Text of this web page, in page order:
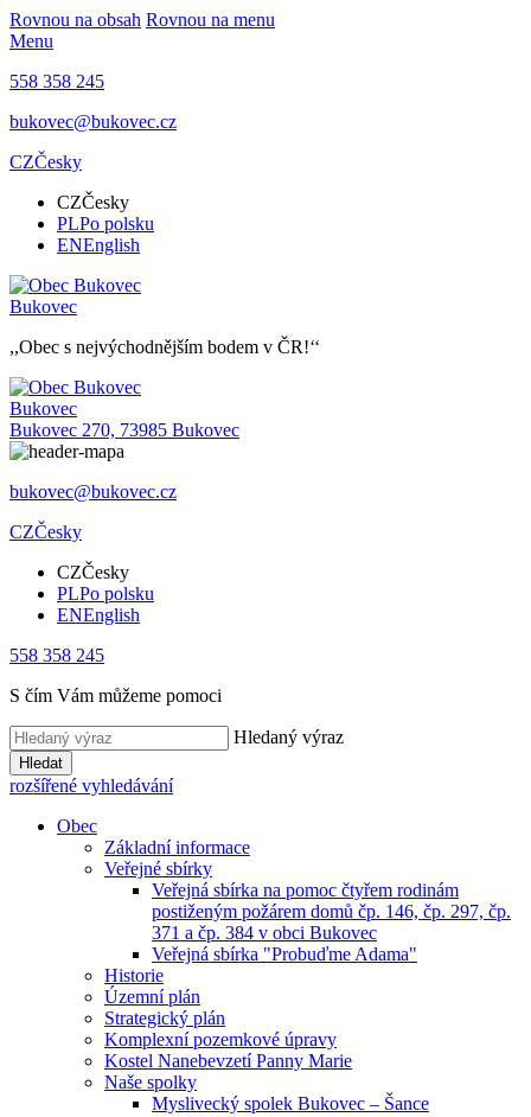
Rovnou na obsah Rovnou na menu
Menu
558 358 245
bukovec@bukovec.cz
CZČesky
CZČesky
PLPo polsku
ENEnglish
Bukovec
,,Obec s nejvýchodnějším bodem v ČR!‘‘
Bukovec
Bukovec 270, 73985 Bukovec
bukovec@bukovec.cz
CZČesky
CZČesky
PLPo polsku
ENEnglish
558 358 245
S čím Vám můžeme pomoci
Hledaný výraz
Hledat
rozšířené vyhledávání
Obec
Základní informace
Veřejné sbírky
Veřejná sbírka na pomoc čtyřem rodinám
postiženým požárem domů čp. 146, čp. 297, čp.
371 a čp. 384 v obci Bukovec
Veřejná sbírka "Probuďme Adama"
Historie
Územní plán
Strategický plán
Komplexní pozemkové úpravy
Kostel Nanebevzetí Panny Marie
Naše spolky
Myslivecký spolek Bukovec – Šance